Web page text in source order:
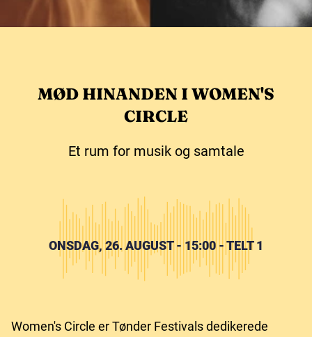
MØD HINANDEN I WOMEN'S
CIRCLE
Et rum for musik og samtale
ONSDAG, 26. AUGUST - 15:00 - TELT 1
Women's Circle er Tønder Festivals dedikerede